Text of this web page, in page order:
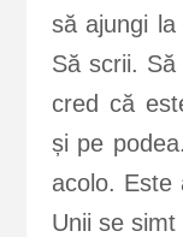
să ajungi
Să scrii.
cred că
și pe
acolo. Este
Unii se